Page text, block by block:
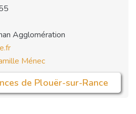
Agglomération
Ménec
de Plouër-sur-Rance